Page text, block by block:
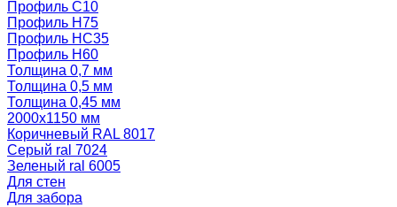
Профиль С10
Профиль Н75
Профиль НС35
Профиль Н60
Толщина 0,7 мм
Толщина 0,5 мм
Толщина 0,45 мм
2000х1150 мм
Коричневый RAL 8017
Серый ral 7024
Зеленый ral 6005
Для стен
Для забора